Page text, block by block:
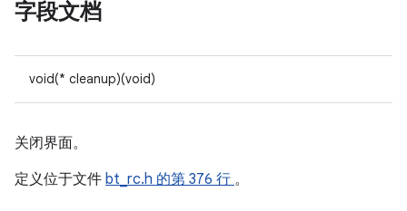
字段文档
void(* cleanup)(void)
关闭界面。
定义位于文件 bt_rc.h 的第 376 行 。